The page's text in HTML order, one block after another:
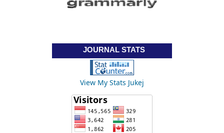
JOURNAL STATS
View My Stats Jukej